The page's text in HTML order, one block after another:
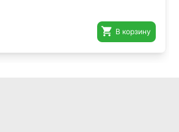
 В корзину